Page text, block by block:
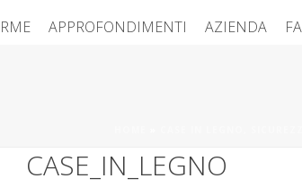
APPROFONDIMENTI AZIENDA
CASE_IN_LEGNO